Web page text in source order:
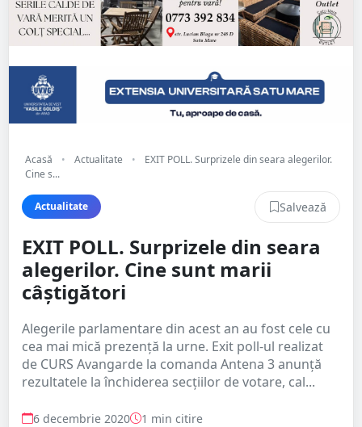
Acasă • Actualitate •
EXIT POLL. Surprizele din seara alegerilor.
Cine s...
Actualitate Salvează
EXIT POLL. Surprizele din seara
alegerilor. Cine sunt marii
câștigători
Alegerile parlamentare din acest an au fost cele cu
cea mai mică prezență la urne. Exit poll-ul realizat
de CURS Avangarde la comanda Antena 3 anunță
rezultatele la închiderea secțiilor de votare, cal...
6 decembrie 2020 1 min citire